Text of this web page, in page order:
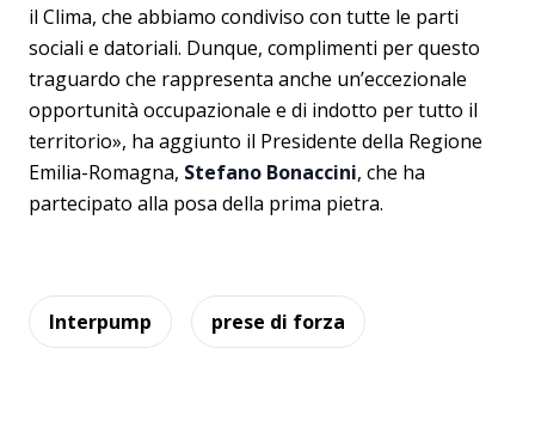
il Clima, che abbiamo condiviso con tutte le parti
sociali e datoriali. Dunque, complimenti per questo
traguardo che rappresenta anche un’eccezionale
opportunità occupazionale e di indotto per tutto il
territorio», ha aggiunto il Presidente della Regione
Emilia-Romagna, Stefano Bonaccini, che ha
partecipato alla posa della prima pietra.
Interpump prese di forza